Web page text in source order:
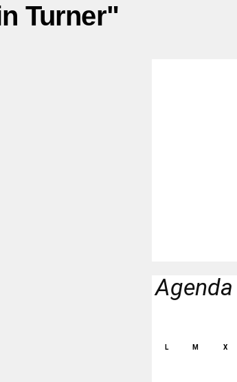
Turner"
L M X